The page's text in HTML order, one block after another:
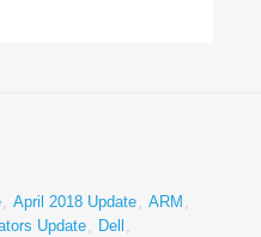
, April 2018 Update, ARM ,
Update, Dell ,